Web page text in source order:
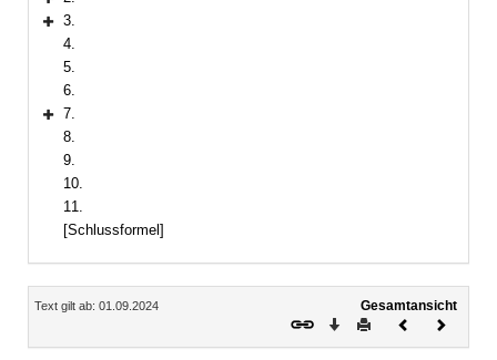
Bereich erweitern
Bereich erweitern
3.
4.
5.
6.
Bereich erweitern
7.
8.
9.
10.
11.
[Schlussformel]
Inhalt
Text gilt ab: 01.09.2024
Gesamtansicht
Download
DruckenVorheriges